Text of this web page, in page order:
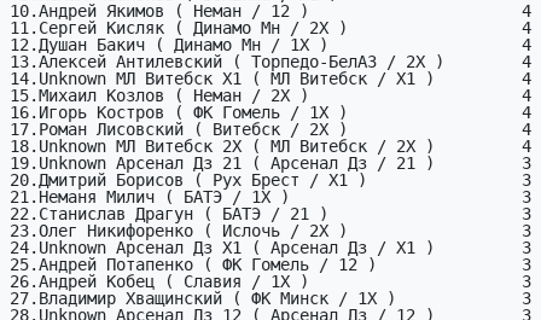
10.Андрей Якимов ( Неман / 12 )                      4
11.Сергей Кисляк ( Динамо Мн / 2X )                  4
12.Душан Бакич ( Динамо Мн / 1X )                    4
13.Алексей Антилевский ( Торпедо-БелАЗ / 2X )        4
14.Unknown МЛ Витебск X1 ( МЛ Витебск / X1 )         4
15.Михаил Козлов ( Неман / 2X )                      4
16.Игорь Костров ( ФК Гомель / 1X )                  4
17.Роман Лисовский ( Витебск / 2X )                  4
18.Unknown МЛ Витебск 2X ( МЛ Витебск / 2X )         4
19.Unknown Арсенал Дз 21 ( Арсенал Дз / 21 )         3
20.Дмитрий Борисов ( Рух Брест / X1 )                3
21.Неманя Милич ( БАТЭ / 1X )                        3
22.Станислав Драгун ( БАТЭ / 21 )                    3
23.Олег Никифоренко ( Ислочь / 2X )                  3
24.Unknown Арсенал Дз X1 ( Арсенал Дз / X1 )         3
25.Андрей Потапенко ( ФК Гомель / 12 )               3
26.Андрей Кобец ( Славия / 1X )                      3
27.Владимир Хващинский ( ФК Минск / 1X )             3
28.Unknown Арсенал Дз 12 ( Арсенал Дз / 12 )         3